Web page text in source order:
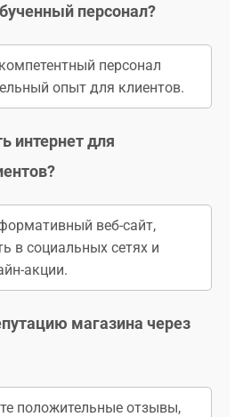
персонал?
персонал
опыт для клиентов.
интернет для
веб-сайт,
в социальных сетях и
акции.
магазина через
положительные отзывы,